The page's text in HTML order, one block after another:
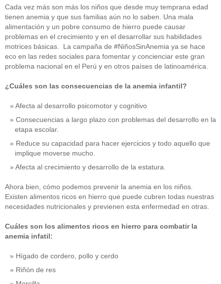
Cada vez más son más los niños que desde muy temprana edad
tienen anemia y que sus familias aún no lo saben. Una mala
alimentación y un pobre consumo de hierro puede causar
problemas en el crecimiento y en el desarrollar sus habilidades
motrices básicas. La campaña de #NiñosSinAnemia ya se hace
eco en las redes sociales para fomentar y concienciar este gran
problema nacional en el Perú y en otros países de latinoamérica.
¿Cuáles son las consecuencias de la anemia infantil?
Afecta al desarrollo psicomotor y cognitivo
Consecuencias a largo plazo con problemas del desarrollo en la
etapa escolar.
Reduce su capacidad para hacer ejercicios y todo aquello que
implique moverse mucho.
Afecta al crecimiento y desarrollo de la estatura.
Ahora bien, cómo podemos prevenir la anemia en los niños.
Existen alimentos ricos en hierro que puede cubren todas nuestras
necesidades nutricionales y previenen esta enfermedad en otras.
Cuáles son los alimentos ricos en hierro para combatir la
anemia infatil:
Hígado de cordero, pollo y cerdo
Riñón de res